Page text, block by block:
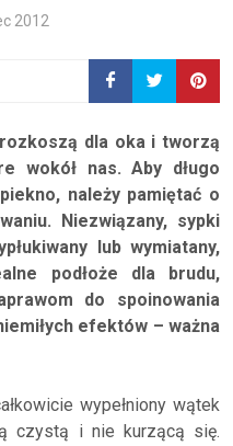
2012
dla oka i tworzą
wokół nas. Aby długo
należy pamiętać o
Niezwiązany, sypki
lub wymiatany,
podłoże dla brudu,
do spoinowania
efektów – ważna
wypełniony wątek
czystą i nie kurzącą się.